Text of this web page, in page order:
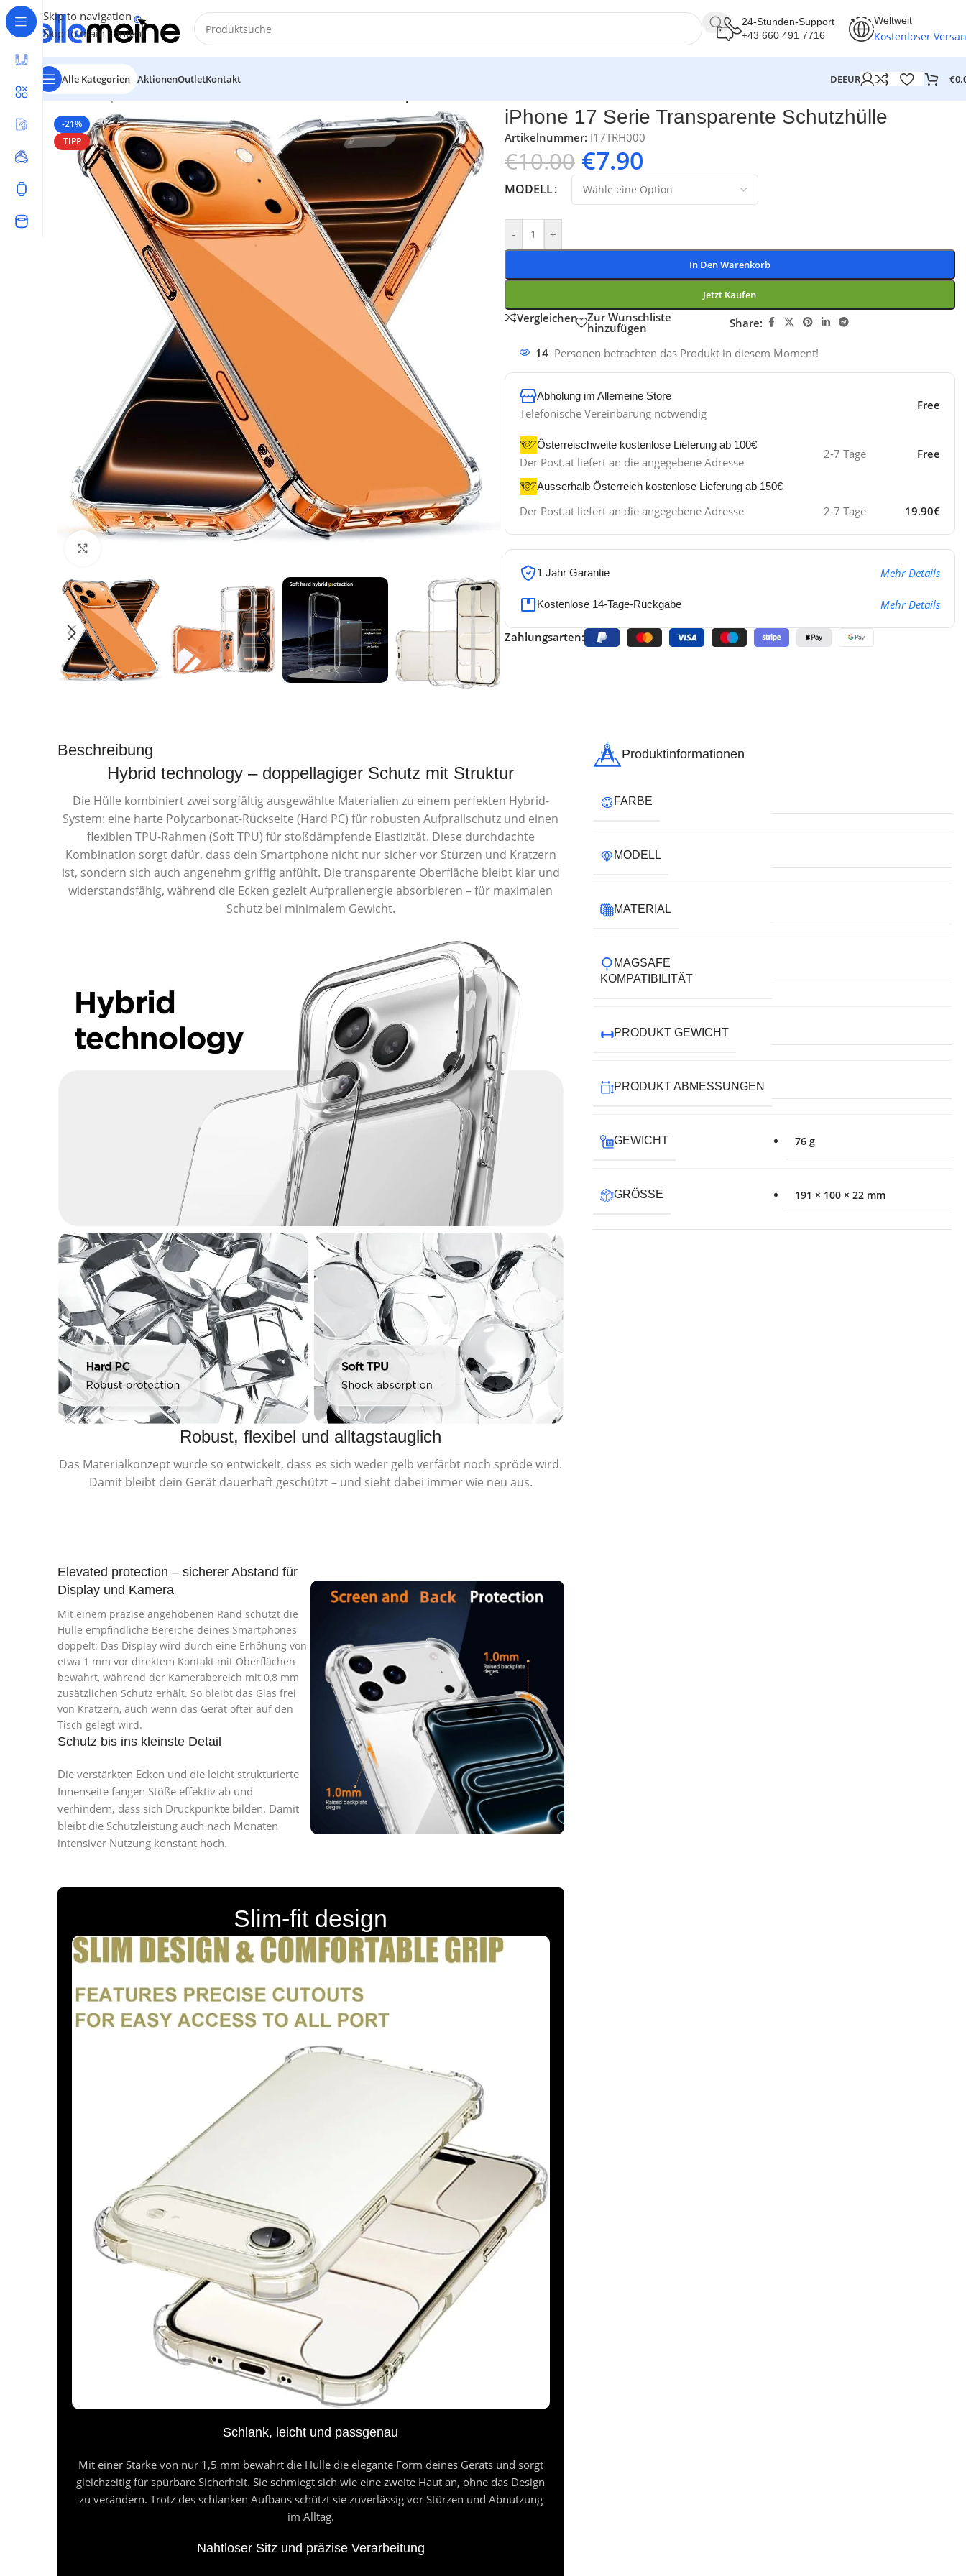
Skip to navigation
Skip to main content
24-Stunden-Support
+43 660 491 7716
Weltweit
Kostenloser
Alle Kategorien AktionenOutletKontakt DEEUR €
Start/Smartphones & Audio
-21%
TIPP
iPhone 17 Serie Transparente Schutzhülle
Artikelnummer: I17TRH000
€10.00 €7.90
MODELL
- +
In Den Warenkorb
Jetzt Kaufen
Vergleichen Zur Wunschliste
hinzufügen Share:
14 Personen betrachten das Produkt in diesem Moment!
Abholung im Allemeine Store
Telefonische Vereinbarung notwendig
Free
Österreischweite kostenlose Lieferung ab 100€
Der Post.at liefert an die angegebene Adresse
2-7 Tage Free
Ausserhalb Österreich kostenlose Lieferung ab 150€
Der Post.at liefert an die angegebene Adresse 2-7 Tage 19.90€
1 Jahr Garantie Mehr Details
Kostenlose 14-Tage-Rückgabe Mehr Details
Zahlungsarten:
Beschreibung
Hybrid technology – doppellagiger Schutz mit Struktur
Die Hülle kombiniert zwei sorgfältig ausgewählte Materialien zu einem perfekten Hybrid-
System: eine harte Polycarbonat-Rückseite (Hard PC) für robusten Aufprallschutz und einen
flexiblen TPU-Rahmen (Soft TPU) für stoßdämpfende Elastizität. Diese durchdachte
Kombination sorgt dafür, dass dein Smartphone nicht nur sicher vor Stürzen und Kratzern
ist, sondern sich auch angenehm griffig anfühlt. Die transparente Oberfläche bleibt klar und
widerstandsfähig, während die Ecken gezielt Aufprallenergie absorbieren – für maximalen
Schutz bei minimalem Gewicht.
Robust, flexibel und alltagstauglich
Das Materialkonzept wurde so entwickelt, dass es sich weder gelb verfärbt noch spröde wird.
Damit bleibt dein Gerät dauerhaft geschützt – und sieht dabei immer wie neu aus.
Elevated protection – sicherer Abstand für
Display und Kamera
Mit einem präzise angehobenen Rand schützt die
Hülle empfindliche Bereiche deines Smartphones
doppelt: Das Display wird durch eine Erhöhung von
etwa 1 mm vor direktem Kontakt mit Oberflächen
bewahrt, während der Kamerabereich mit 0,8 mm
zusätzlichen Schutz erhält. So bleibt das Glas frei
von Kratzern, auch wenn das Gerät öfter auf den
Tisch gelegt wird.
Schutz bis ins kleinste Detail
Die verstärkten Ecken und die leicht strukturierte
Innenseite fangen Stöße effektiv ab und
verhindern, dass sich Druckpunkte bilden. Damit
bleibt die Schutzleistung auch nach Monaten
intensiver Nutzung konstant hoch.
Slim-fit design
Schlank, leicht und passgenau
Mit einer Stärke von nur 1,5 mm bewahrt die Hülle die elegante Form deines Geräts und sorgt
gleichzeitig für spürbare Sicherheit. Sie schmiegt sich wie eine zweite Haut an, ohne das Design
zu verändern. Trotz des schlanken Aufbaus schützt sie zuverlässig vor Stürzen und Abnutzung
im Alltag.
Nahtloser Sitz und präzise Verarbeitung
Produktinformationen
FARBE
MODELL
MATERIAL
MAGSAFE
KOMPATIBILITÄT
PRODUKT GEWICHT
PRODUKT ABMESSUNGEN
GEWICHT 76 g
GRÖSSE 191 × 100 × 22 mm